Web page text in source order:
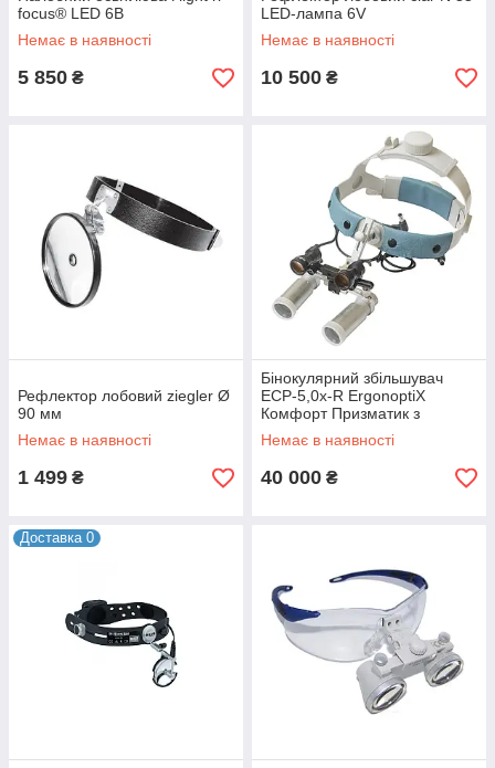
focus® LED 6В
Немає в наявності
5 850 ₴
LED-лампа 6V
Немає в наявності
10 500 ₴
Рефлектор лобовий ziegler Ø
90 мм
Немає в наявності
1 499 ₴
Бінокулярний збільшувач
ECP-5,0x-R ErgonoptiX
Комфорт Призматик з
освітлювачем D-Light HD
Немає в наявності
40 000 ₴
Доставка 0